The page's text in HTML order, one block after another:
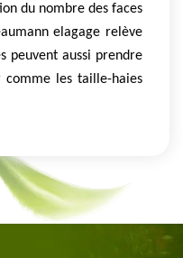
du nombre des faces
elagage relève
peuvent aussi prendre
les taille-haies